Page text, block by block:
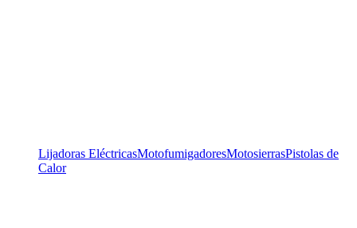
Lijadoras EléctricasMotofumigadoresMotosierrasPistolas de
Calor